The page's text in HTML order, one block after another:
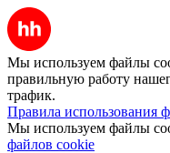
Мы используем файлы
правильную работу
трафик.
Правила использования
Мы используем файлы
файлов cookie